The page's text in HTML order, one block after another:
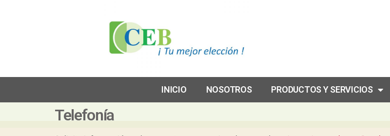
INICIO NOSOTROS PRODUCTOS Y SERVICIOS
Telefonía